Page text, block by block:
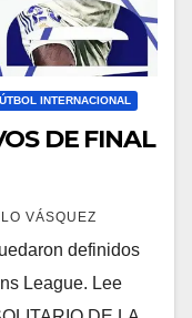
INTERNACIONAL
DE FINAL
VÁSQUEZ
definidos
League. Lee